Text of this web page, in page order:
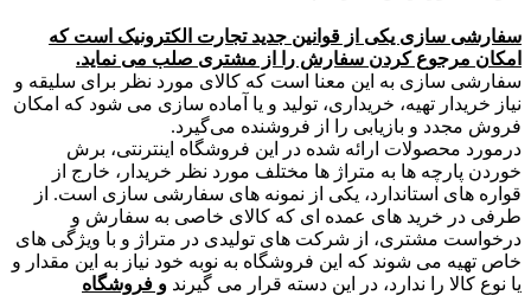
سفارشی سازی یکی از قوانین جدید تجارت الکترونیک است که
امکان مرجوع کردن سفارش را از مشتری صلب می نماید.
سفارشی سازی به این معنا است که کالای مورد نظر برای سلیقه و
نیاز خریدار تهیه، خریداری، تولید و یا آماده سازی می شود که امکان
فروش مجدد و بازیابی را از فروشنده می‌گیرد.
درمورد محصولات ارائه شده در این فروشگاه اینترنتی، برش
خوردن پارچه ها به متراژ ها مختلف مورد نظر خریدار، خارج از
قواره های استاندارد، یکی از نمونه های سفارشی سازی است. از
طرفی در خرید های عمده ای که کالای خاصی به سفارش و
درخواست مشتری، از شرکت های تولیدی در متراژ و با ویژگی های
خاص تهیه می شوند که این فروشگاه به نوبه خود نیاز به این مقدار و
یا نوع کالا را ندارد، در این دسته قرار می گیرند و فروشگاه